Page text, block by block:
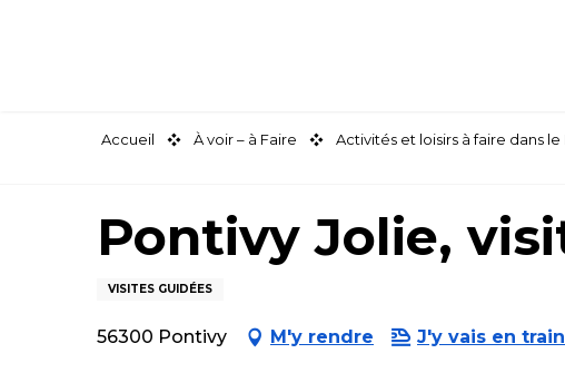
Accueil À voir – à Faire Activités et loisirs à faire dans
Pontivy Jolie,
VISITES GUIDÉES
56300 Pontivy M'y rendre J'y vais en